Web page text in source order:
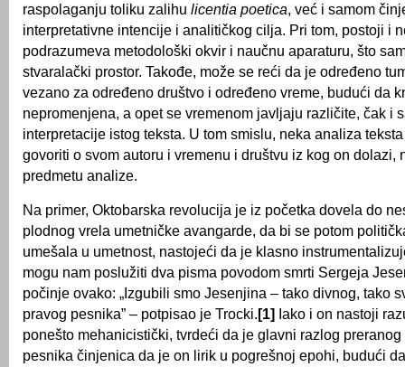
raspolaganju toliku zalihu licentia poetica, već i samom
interpretativne intencije i analitičkog cilja. Pri tom, postoji i
podrazumeva metodološki okvir i naučnu aparaturu, što
stvaralački prostor. Takođe, može se reći da je određeno
vezano za određeno društvo i određeno vreme, budući da
nepromenjena, a opet se vremenom javljaju različite, čak i
interpretacije istog teksta. U tom smislu, neka analiza
govoriti o svom autoru i vremenu i društvu iz kog on dolazi,
predmetu analize.
Na primer, Oktobarska revolucija je iz početka dovela do
plodnog vrela umetničke avangarde, da bi se potom
umešala u umetnost, nastojeći da je klasno
mogu nam poslužiti dva pisma povodom smrti Sergeja
počinje ovako: „Izgubili smo Jesenjina – tako divnog, tako
pravog pesnika” – potpisao je Trocki.[1] Iako i on nastoji
ponešto mehanicistički, tvrdeći da je glavni razlog
pesnika činjenica da je on lirik u pogrešnoj epohi, budući